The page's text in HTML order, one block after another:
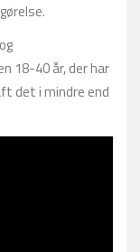
18-40 år, der har
det i mindre end